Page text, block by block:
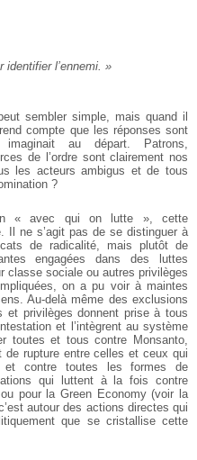
identifier l’ennemi. »
sembler simple, mais quand il
compte que les réponses sont
au départ. Patrons,
de l’ordre sont clairement nos
les acteurs ambigus et de tous
?
« avec qui on lutte », cette
Il ne s’agit pas de se distinguer à
de radicalité, mais plutôt de
engagées dans des luttes
classe sociale ou autres privilèges
on a pu voir à maintes
Au-delà même des exclusions
et privilèges donnent prise à tous
et l’intègrent au système
toutes et tous contre Monsanto,
rupture entre celles et ceux qui
contre toutes les formes de
qui luttent à la fois contre
pour la Green Economy (voir la
autour des actions directes qui
que se cristallise cette